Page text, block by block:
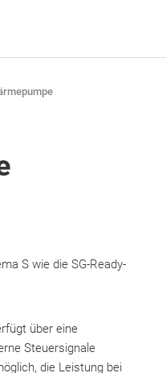
S wie die SG-Ready-
über eine
Steuersignale
die Leistung bei